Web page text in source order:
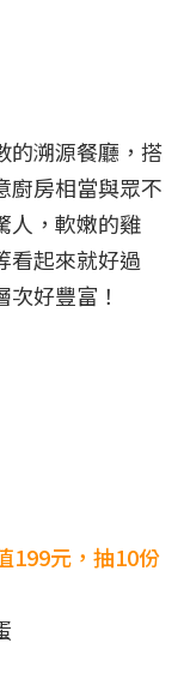
的溯源餐廳，搭
廚房相當與眾不
人，軟嫩的雞
看起來就好過
好豐富！
199元，抽10份